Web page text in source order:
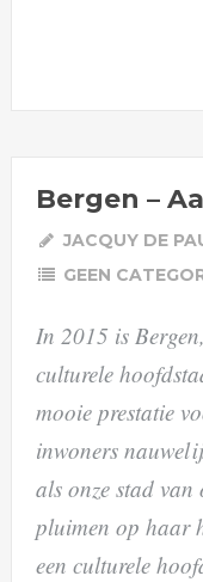
Bergen –
JACQUY DE
GEEN
In 2015 is
culturele
mooie prestatie
inwoners
als onze stad van
pluimen op haar
een culturele